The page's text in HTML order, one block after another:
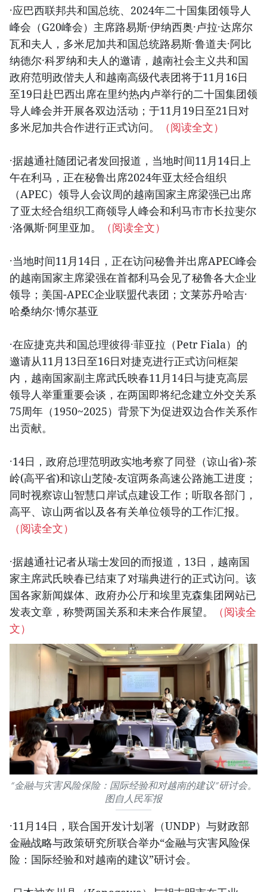
·应巴西联邦共和国总统、2024年二十国集团领导人
峰会（G20峰会）主席路易斯·伊纳西奥·卢拉·达席尔
瓦和夫人，多米尼加共和国总统路易斯·鲁道夫·阿比
纳德尔·科罗纳和夫人的邀请，越南社会主义共和国
政府范明政偕夫人和越南高级代表团将于11月16日
至19日赴巴西出席在里约热内卢举行的二十国集团领
导人峰会并开展各双边活动；于11月19日至21日对
多米尼加共合作进行正式访问。
（阅读全文）
·据越通社随团记者发回报道，当地时间11月14日上
午在利马，正在秘鲁出席2024年亚太经合组织
（APEC）领导人会议周的越南国家主席梁强已出席
了亚太经合组织工商领导人峰会和利马市市长拉斐尔
·洛佩斯·阿里亚加。
（阅读全文）
·当地时间11月14日，正在访问秘鲁并出席APEC峰会
的越南国家主席梁强在首都利马会见了秘鲁各大企业
领导；美国-APEC企业联盟代表团；文莱苏丹哈吉·
哈桑纳尔·博尔基亚
·在应捷克共和国总理彼得·菲亚拉（Petr Fiala）的
邀请从11月13日至16日对捷克进行正式访问框架
内，越南国家副主席武氏映春11月14日与捷克高层
领导人举重重要会谈，在两国即将纪念建立外交关系
75周年（1950~2025）背景下为促进双边合作关系作
出贡献。
·14日，政府总理范明政实地考察了同登（谅山省)-茶
岭(高平省)和谅山芝陵-友谊两条高速公路施工进度；
同时视察谅山智慧口岸试点建设工作；听取各部门，
高平、谅山两省以及各有关单位领导的工作汇报。
（阅读全文）
·据越通社记者从瑞士发回的而报道，13日，越南国
家主席武氏映春已结束了对瑞典进行的正式访问。该
国各家新闻媒体、政府办公厅和埃里克森集团网站已
发表文章，称赞两国关系和未来合作展望。
（阅读全
文）
“金融与灾害风险保险：国际经验和对越南的建议”研讨会。
图自人民军报
·11月14日，联合国开发计划署（UNDP）与财政部
金融战略与政策研究所联合举办“金融与灾害风险保
险：国际经验和对越南的建议”研讨会。